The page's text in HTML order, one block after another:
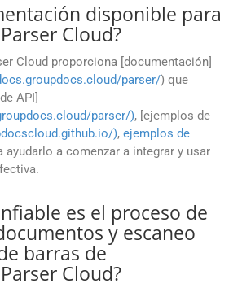
disponible para
Cloud?
Cloud proporciona [documentación]
parser/) que
API]
parser/), [ejemplos de
), ejemplos de
ayudarlo a comenzar a integrar y usar
es el proceso de
y escaneo
barras de
Cloud?